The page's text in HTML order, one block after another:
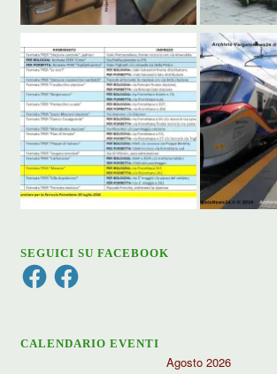
SEGUICI SU FACEBOOK
FacebookFacebook
CALENDARIO EVENTI
Agosto 2026